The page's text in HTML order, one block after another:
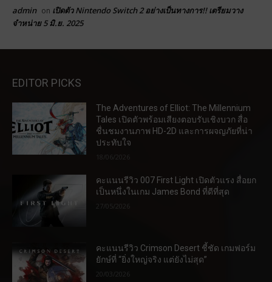
admin on เปิดตัว Nintendo Switch 2 อย่างเป็นทางการ!! เตรียมวาง
จำหน่าย 5 มิ.ย. 2025
EDITOR PICKS
The Adventures of Elliot: The Millennium
Tales เปิดตัวพร้อมเสียงตอบรับเชิงบวก สื่อ
ชื่นชมงานภาพ HD-2D และการผจญภัยที่น่า
ประทับใจ
18/06/2026
คะแนนรีวิว 007 First Light เปิดตัวแรง สื่อยก
เป็นหนึ่งในเกม James Bond ที่ดีที่สุด
27/05/2026
คะแนนรีวิว Crimson Desert ชี้ชัด เกมฟอร์ม
ยักษ์ที่ “ยิ่งใหญ่จริง แต่ยังไม่สุด”
20/03/2026